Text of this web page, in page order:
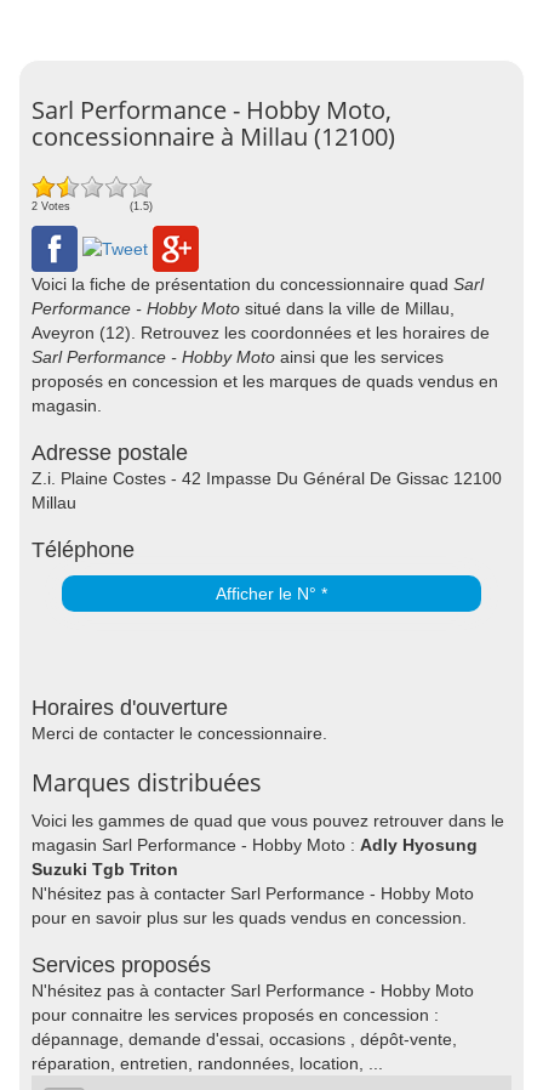
Sarl Performance - Hobby Moto,
concessionnaire à Millau (12100)
2 Votes (1.5)
Voici la fiche de présentation du concessionnaire quad Sarl
Performance - Hobby Moto situé dans la ville de Millau,
Aveyron (12). Retrouvez les coordonnées et les horaires de
Sarl Performance - Hobby Moto ainsi que les services
proposés en concession et les marques de quads vendus en
magasin.
Adresse postale
Z.i. Plaine Costes - 42 Impasse Du Général De Gissac 12100
Millau
Téléphone
Afficher le N° *
Horaires d'ouverture
Merci de contacter le concessionnaire.
Marques distribuées
Voici les gammes de quad que vous pouvez retrouver dans le
magasin Sarl Performance - Hobby Moto : Adly Hyosung
Suzuki Tgb Triton
N'hésitez pas à contacter Sarl Performance - Hobby Moto
pour en savoir plus sur les quads vendus en concession.
Services proposés
N'hésitez pas à contacter Sarl Performance - Hobby Moto
pour connaitre les services proposés en concession :
dépannage, demande d'essai, occasions , dépôt-vente,
réparation, entretien, randonnées, location, ...